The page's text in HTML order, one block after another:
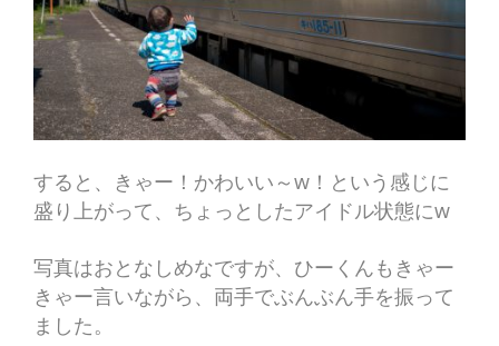
すると、きゃー！かわいい～w！という感じに
盛り上がって、ちょっとしたアイドル状態にw
写真はおとなしめなですが、ひーくんもきゃー
きゃー言いながら、両手でぶんぶん手を振って
ました。